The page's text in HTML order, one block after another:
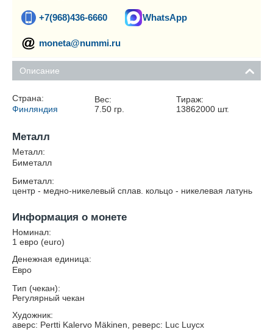
+7(968)436-6660 WhatsApp
moneta@nummi.ru
Описание
Страна:
Финляндия
Вес:
7.50гр.
Тираж:
13862000 шт.
Металл
Металл:
Биметалл
Биметалл:
центр - медно-никелевый сплав. кольцо - никелевая латунь
Информация о монете
Номинал:
1 евро (euro)
Денежная единица:
Евро
Тип (чекан):
Регулярный чекан
Художник:
аверс: Pertti Kalervo Mäkinen, реверс: Luc Luycx